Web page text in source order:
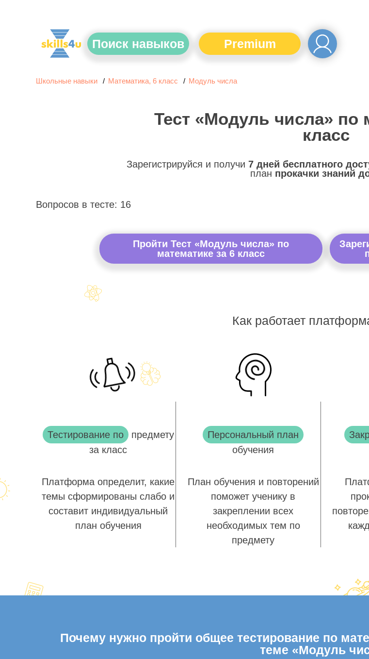
Поиск навыков Premium
Школьные навыки Математика, 6 класс Модуль числа
Тест «Модуль числа» по
класс
Зарегистрируйся и получи 7 дней бесплатного
план прокачки знаний
Вопросов в тесте: 16
Пройти Тест «Модуль числа» по
математике за 6 класс
Как работает
Тестирование по предмету
за класс
Платформа определит, какие
темы сформированы слабо и
составит индивидуальный
план обучения
Персональный план
обучения
План обучения и повторений
поможет ученику в
закреплении всех
необходимых тем по
предмету
Почему нужно пройти общее тестирование по
теме «Модуль